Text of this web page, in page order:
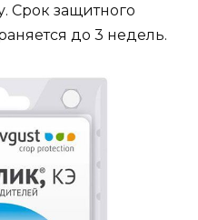
Срок защитного
до 3 недель.